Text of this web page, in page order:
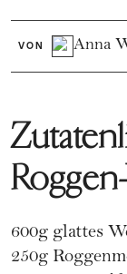
VON Anna
600g glattes
250g